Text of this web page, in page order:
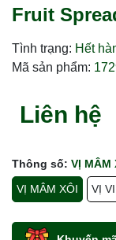
Fruit
Tình trạng: Hết
Mã sản phẩm:
Liên hệ
Thông số: VỊ MÂM
VỊ MÂM XÔI
VỊ